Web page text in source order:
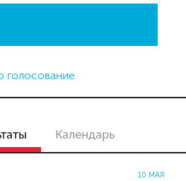
голосование
Календарь
10 МАЯ